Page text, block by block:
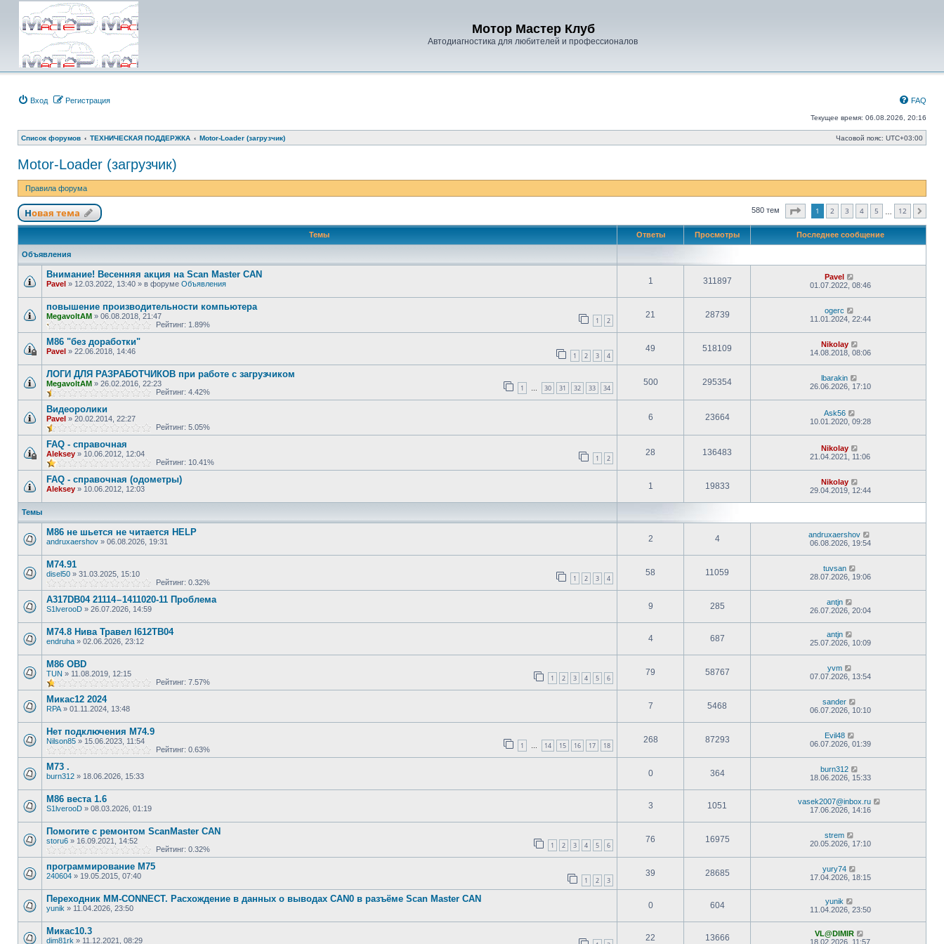
Мотор Мастер Клуб
Автодиагностика для любителей и профессионалов
Вход Регистрация FAQ
Текущее время: 06.08.2026, 20:16
Список форумов ТЕХНИЧЕСКАЯ ПОДДЕРЖКА Motor-Loader (загрузчик) Часовой пояс: UTC+03:00
Motor-Loader (загрузчик)
Правила форума
Новая тема 580 тем Страница из12
1 2 3 4 5 12
Темы Ответы Просмотры Последнее сообщение
Объявления
Внимание! Весенняя акция на Scan Master CAN
Pavel » 12.03.2022, 13:40 » в форуме Объявления 1 311897
Pavel
01.07.2022, 08:46
повышение производительности компьютера
MegavoltAM » 06.08.2018, 21:47 1 2
Рейтинг: 1.89%
21 28739
ogerc
11.01.2024, 22:44
M86 "без доработки"
Pavel » 22.06.2018, 14:46 1 2 3 4
49 518109
Nikolay
14.08.2018, 08:06
ЛОГИ ДЛЯ РАЗРАБОТЧИКОВ при работе с загрузчиком
MegavoltAM » 26.02.2016, 22:23 1 … 30 31 32 33 34
Рейтинг: 4.42%
500 295354
lbarakin
26.06.2026, 17:10
Видеоролики
Pavel » 20.02.2014, 22:27
Рейтинг: 5.05%
6 23664
Ask56
10.01.2020, 09:28
FAQ - справочная
Aleksey » 10.06.2012, 12:04 1 2
Рейтинг: 10.41%
28 136483
Nikolay
21.04.2021, 11:06
FAQ - справочная (одометры)
Aleksey » 10.06.2012, 12:03 1 19833
Nikolay
29.04.2019, 12:44
Темы
М86 не шьется не читается HELP
andruxaershov » 06.08.2026, 19:31 2 4
andruxaershov
06.08.2026, 19:54
M74.91
disel50 » 31.03.2025, 15:10 1 2 3 4
Рейтинг: 0.32%
58 11059
tuvsan
28.07.2026, 19:06
A317DB04 21114 – 1411020-11 Проблема
S1lverooD » 26.07.2026, 14:59 9 285
antjn
26.07.2026, 20:04
М74.8 Нива Травел I612TB04
endruha » 02.06.2026, 23:12 4 687
antjn
25.07.2026, 10:09
М86 OBD
TUN » 11.08.2019, 12:15 1 2 3 4 5 6
Рейтинг: 7.57%
79 58767
yvm
07.07.2026, 13:54
Микас12 2024
RPA » 01.11.2024, 13:48 7 5468
sander
06.07.2026, 10:10
Нет подключения M74.9
Nilson85 » 15.06.2023, 11:54 1 … 14 15 16 17 18
Рейтинг: 0.63%
268 87293
Evil48
06.07.2026, 01:39
М73 .
burn312 » 18.06.2026, 15:33 0 364
burn312
18.06.2026, 15:33
М86 веста 1.6
S1lverooD » 08.03.2026, 01:19 3 1051
vasek2007@inbox.ru
17.06.2026, 14:16
Помогите с ремонтом ScanMaster CAN
storu6 » 16.09.2021, 14:52 1 2 3 4 5 6
Рейтинг: 0.32%
76 16975
strem
20.05.2026, 17:10
программирование М75
240604 » 19.05.2015, 07:40 1 2 3
39 28685
yury74
17.04.2026, 18:15
Переходник MM-CONNECT. Расхождение в данных о выводах CAN0 в разъёме Scan Master CAN
yunik » 11.04.2026, 23:50 0 604
yunik
11.04.2026, 23:50
Микас10.3
dim81rk » 11.12.2021, 08:29 22 13666
VL@DIMIR
18.02.2026, 11:57